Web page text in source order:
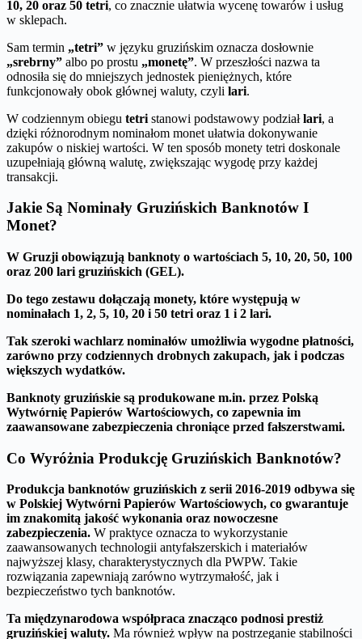
10, 20 oraz 50 tetri, co znacznie ułatwia wycenę towarów i usług
w sklepach.
Sam termin „tetri” w języku gruzińskim oznacza dosłownie
„srebrny” albo po prostu „monetę”. W przeszłości nazwa ta
odnosiła się do mniejszych jednostek pieniężnych, które
funkcjonowały obok głównej waluty, czyli lari.
W codziennym obiegu tetri stanowi podstawowy podziałlari, a
dzięki różnorodnym nominałom monet ułatwia dokonywanie
zakupów o niskiej wartości. W ten sposób monety tetri doskonale
uzupełniają główną walutę, zwiększając wygodę przy każdej
transakcji.
Jakie Są Nominały Gruzińskich Banknotów I
Monet?
W Gruzji obowiązują banknoty o wartościach 5, 10, 20, 50, 100
oraz 200 lari gruzińskich (GEL).
Do tego zestawu dołączają monety, które występują w
nominałach 1, 2, 5, 10, 20 i 50 tetri oraz 1 i 2 lari.
Tak szeroki wachlarz nominałów umożliwia wygodne płatności,
zarówno przy codziennych drobnych zakupach, jak i podczas
większych wydatków.
Banknoty gruzińskie są produkowane m.in. przez Polską
Wytwórnię Papierów Wartościowych, co zapewnia im
zaawansowane zabezpieczenia chroniące przed fałszerstwami.
Co Wyróżnia Produkcję Gruzińskich Banknotów?
Produkcja banknotów gruzińskich z serii 2016-2019 odbywa się
w Polskiej Wytwórni Papierów Wartościowych, co gwarantuje
im znakomitą jakość wykonania oraz nowoczesne
zabezpieczenia. W praktyce oznacza to wykorzystanie
zaawansowanych technologii antyfałszerskich i materiałów
najwyższej klasy, charakterystycznych dla PWPW. Takie
rozwiązania zapewniają zarówno wytrzymałość, jak i
bezpieczeństwo tych banknotów.
Ta międzynarodowa współpraca znacząco podnosi prestiż
gruzińskiej waluty. Ma również wpływ na postrzeganie stabilności